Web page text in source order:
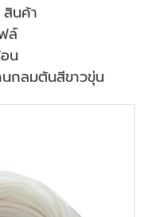
สินค้า
ล์
น
กลมตันสีขาวขุ่น